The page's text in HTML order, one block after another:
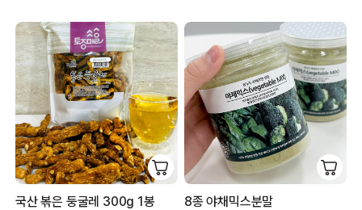
국산 볶은 둥굴레 300g 1봉 8종 야채믹스분말